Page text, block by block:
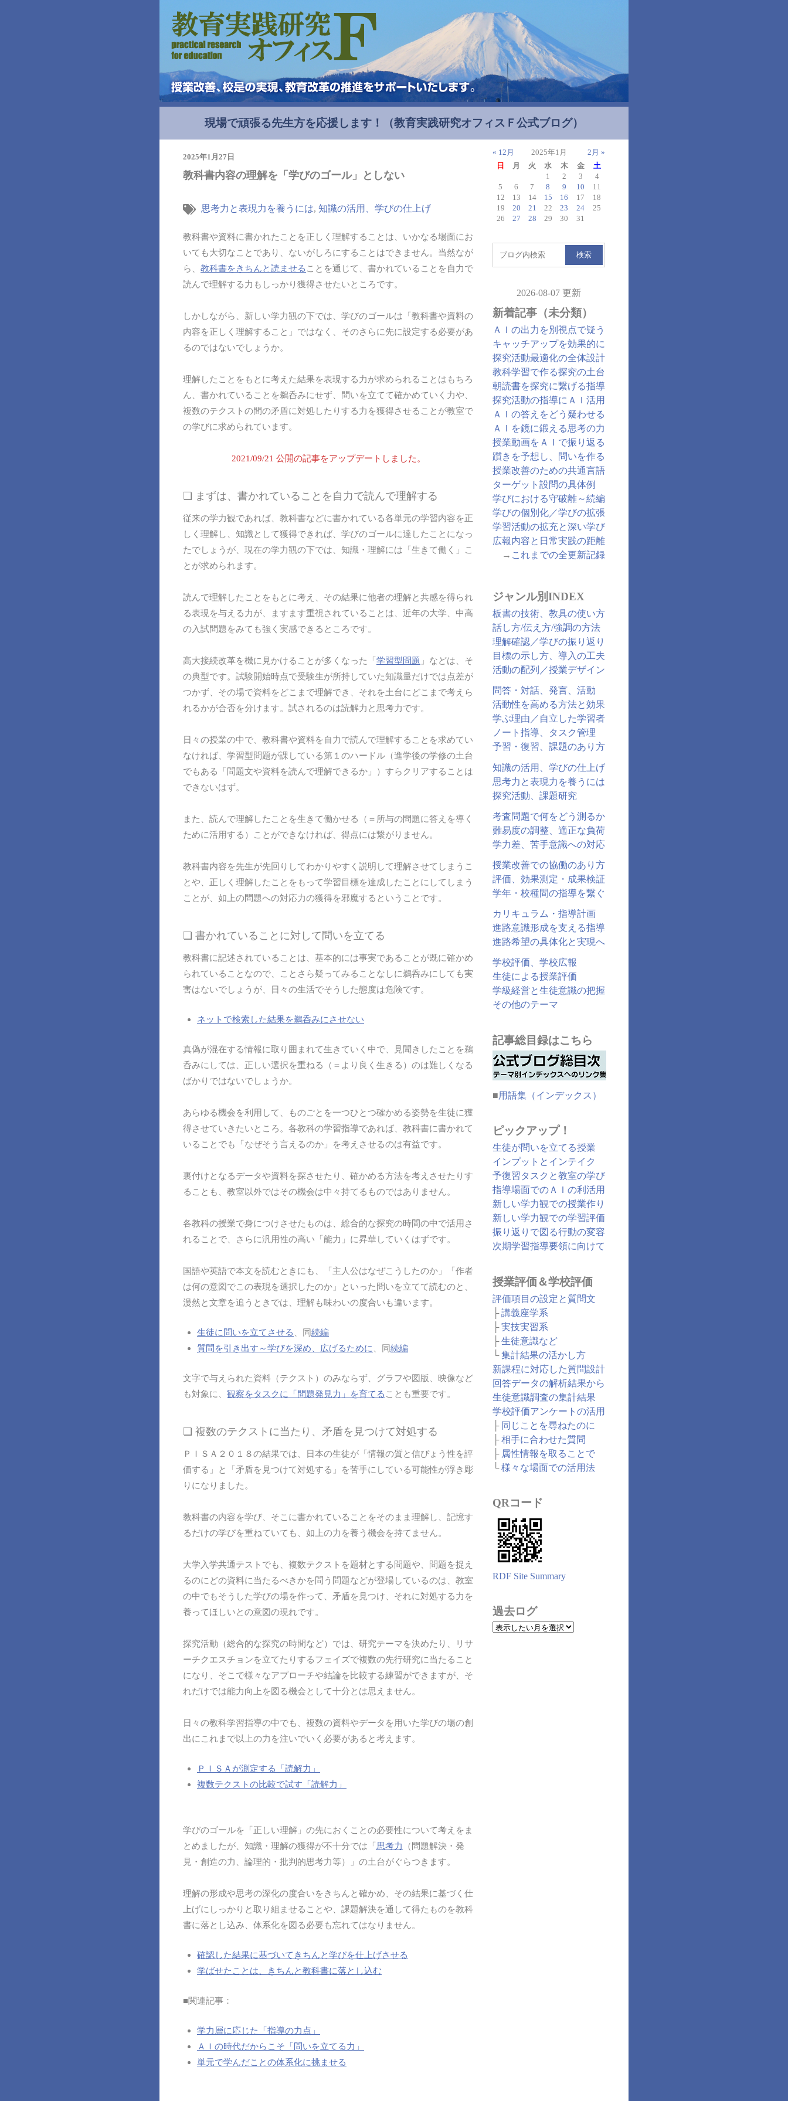
現場で頑張る先生方を応援します！ （教育実践研究オフィスＦ公式ブログ）
2025年1月27日
教科書内容の理解を「学びのゴール」としない
思考力と表現力を養うには,知識の活用、学びの仕上げ
教科書や資料に書かれたことを正しく理解することは、いかなる場面にお
いても大切なことであり、ないがしろにすることはできません。当然なが
ら、 教科書をきちんと読ませる ことを通じて、書かれていることを自力で
読んで理解する力もしっかり獲得させたいところです。
しかしながら、新しい学力観の下では、学びのゴールは「教科書や資料の
内容を正しく理解すること」ではなく、そのさらに先に設定する必要があ
るのではないでしょうか。
理解したことをもとに考えた結果を表現する力が求められることはもちろ
ん、書かれていることを鵜呑みにせず、問いを立てて確かめていく力や、
複数のテクストの間の矛盾に対処したりする力を獲得させることが教室で
の学びに求められています。
2021/09/21 公開の記事をアップデートしました。
❏ まずは、書かれていることを自力で読んで理解する
従来の学力観であれば、教科書などに書かれている各単元の学習内容を正
しく理解し、知識として獲得できれば、学びのゴールに達したことになっ
たでしょうが、現在の学力観の下では、知識・理解には「生きて働く」こ
とが求められます。
読んで理解したことをもとに考え、その結果に他者の理解と共感を得られ
る表現を与える力が、ますます重視されていることは、近年の大学、中高
の入試問題をみても強く実感できるところです。
高大接続改革を機に見かけることが多くなった「学習型問題 」などは、そ
の典型です。試験開始時点で受験生が所持していた知識量だけでは点差が
つかず、その場で資料をどこまで理解でき、それを土台にどこまで考えら
れるかが合否を分けます。試されるのは読解力と思考力です。
日々の授業の中で、教科書や資料を自力で読んで理解することを求めてい
なければ、学習型問題が課している第１のハードル（進学後の学修の土台
でもある「問題文や資料を読んで理解できるか」）すらクリアすることは
できないはず。
また、読んで理解したことを生きて働かせる（＝所与の問題に答えを導く
ために活用する）ことができなければ、得点には繋がりません。
教科書内容を先生が先回りしてわかりやすく説明して理解させてしまうこ
とや、正しく理解したことをもって学習目標を達成したことにしてしまう
ことが、如上の問題への対応力の獲得を邪魔するということです。
❏ 書かれていることに対して問いを立てる
教科書に記述されていることは、基本的には事実であることが既に確かめ
られていることなので、ことさら疑ってみることなしに鵜呑みにしても実
害はないでしょうが、日々の生活でそうした態度は危険です。
ネットで検索した結果を鵜呑みにさせない
真偽が混在する情報に取り囲まれて生きていく中で、見聞きしたことを鵜
呑みにしては、正しい選択を重ねる（＝より良く生きる）のは難しくなる
ばかりではないでしょうか。
あらゆる機会を利用して、ものごとを一つひとつ確かめる姿勢を生徒に獲
得させていきたいところ。各教科の学習指導であれば、教科書に書かれて
いることでも「なぜそう言えるのか」を考えさせるのは有益です。
裏付けとなるデータや資料を探させたり、確かめる方法を考えさせたりす
ることも、教室以外ではその機会は中々持てるものではありません。
各教科の授業で身につけさせたものは、総合的な探究の時間の中で活用さ
れることで、さらに汎用性の高い「能力」に昇華していくはずです。
国語や英語で本文を読むときにも、「主人公はなぜこうしたのか」「作者
は何の意図でこの表現を選択したのか」といった問いを立てて読むのと、
漫然と文章を追うときでは、理解も味わいの度合いも違います。
生徒に問いを立てさせる 、同続編
質問を引き出す～学びを深め、広げるために
、同続編
文字で与えられた資料（テクスト）のみならず、グラフや図版、映像など
も対象に、 観察をタスクに「問題発見力」を育てる ことも重要です。
❏ 複数のテクストに当たり、矛盾を見つけて対処する
ＰＩＳＡ２０１８の結果では、日本の生徒が「情報の質と信ぴょう性を評
価する」と「矛盾を見つけて対処する」を苦手にしている可能性が浮き彫
りになりました。
教科書の内容を学び、そこに書かれていることをそのまま理解し、記憶す
るだけの学びを重ねていても、如上の力を養う機会を持てません。
大学入学共通テストでも、複数テクストを題材とする問題や、問題を捉え
るのにどの資料に当たるべきかを問う問題などが登場しているのは、教室
の中でもそうした学びの場を作って、矛盾を見つけ、それに対処する力を
養ってほしいとの意図の現れです。
探究活動（総合的な探究の時間など）では、研究テーマを決めたり、リサ
ーチクエスチョンを立てたりするフェイズで複数の先行研究に当たること
になり、そこで様々なアプローチや結論を比較する練習ができますが、そ
れだけでは能力向上を図る機会として十分とは思えません。
日々の教科学習指導の中でも、複数の資料やデータを用いた学びの場の創
出にこれまで以上の力を注いでいく必要があると考えます。
ＰＩＳＡが測定する「読解力」
複数テクストの比較で試す「読解力」
学びのゴールを「正しい理解」の先におくことの必要性について考えをま
とめましたが、知識・理解の獲得が不十分では「思考力
（問題解決・発
見・創造の力、論理的・批判的思考力等）」の土台がぐらつきます。
理解の形成や思考の深化の度合いをきちんと確かめ、その結果に基づく仕
上げにしっかりと取り組ませることや、課題解決を通して得たものを教科
書に落とし込み、体系化を図る必要も忘れてはなりません。
確認した結果に基づいてきちんと学びを仕上げさせる
学ばせたことは、きちんと教科書に落とし込む
■関連記事：
学力層に応じた「指導の力点」
ＡＩの時代だからこそ「問いを立てる力」
単元で学んだことの体系化に挑ませる
2025年1月
日
月 火 水 木 金
土
1
2 3
4
5
6 7 8 9 10
11
12
13 14 15 16 17
18
19
20 21 22 23 24
25
26
27 28 29 30 31
« 12月 2月 »
検索
2026-08-07 更新
新着記事（未分類）
ＡＩの出力を別視点で疑う
キャッチアップを効果的に
探究活動最適化の全体設計
教科学習で作る探究の土台
朝読書を探究に繋げる指導
探究活動の指導にＡＩ活用
ＡＩの答えをどう疑わせる
ＡＩを鏡に鍛える思考の力
授業動画をＡＩで振り返る
躓きを予想し、問いを作る
授業改善のための共通言語
ターゲット設問の具体例
学びにおける守破離～続編
学びの個別化／学びの拡張
学習活動の拡充と深い学び
広報内容と日常実践の距離
→ これまでの全更新記録
ジャンル別INDEX
板書の技術、教具の使い方
話し方/伝え方/強調の方法
理解確認／学びの振り返り
目標の示し方、導入の工夫
活動の配列／授業デザイン
問答・対話、発言、活動
活動性を高める方法と効果
学ぶ理由／自立した学習者
ノート指導、タスク管理
予習・復習、課題のあり方
知識の活用、学びの仕上げ
思考力と表現力を養うには
探究活動、課題研究
考査問題で何をどう測るか
難易度の調整、適正な負荷
学力差、苦手意識への対応
授業改善での協働のあり方
評価、効果測定・成果検証
学年・校種間の指導を繋ぐ
カリキュラム・指導計画
進路意識形成を支える指導
進路希望の具体化と実現へ
学校評価、学校広報
生徒による授業評価
学級経営と生徒意識の把握
その他のテーマ
記事総目録はこちら
■用語集（インデックス）
ピックアップ！
生徒が問いを立てる授業
インプットとインテイク
予復習タスクと教室の学び
指導場面でのＡＩの利活用
新しい学力観での授業作り
新しい学力観での学習評価
振り返りで図る行動の変容
次期学習指導要領に向けて
授業評価＆学校評価
評価項目の設定と質問文
├講義座学系
├実技実習系
├生徒意識など
└集計結果の活かし方
新課程に対応した質問設計
回答データの解析結果から
生徒意識調査の集計結果
学校評価アンケートの活用
├ 同じことを尋ねたのに
├相手に合わせた質問
├ 属性情報を取ることで
└様々な場面での活用法
QRコード
RDF Site Summary
過去ログ